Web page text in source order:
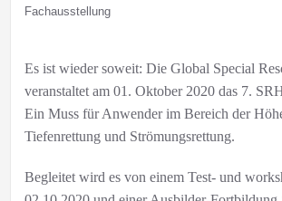
Fachausstellung
Es ist wieder soweit: Die Global Special
veranstaltet am 01. Oktober 2020 das 7.
Ein Muss für Anwender im Bereich der
Tiefenrettung und Strömungsrettung.
Begleitet wird es von einem Test- und